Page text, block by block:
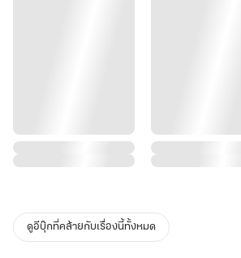
ดูอีบุ๊กที่คล้ายกับเรื่องนี้ทั้งหมด